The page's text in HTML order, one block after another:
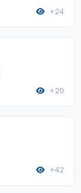
+24
+20
+42